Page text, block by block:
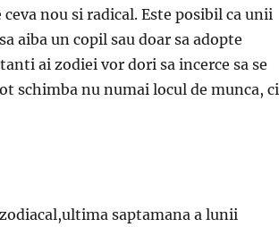
nou si radical. Este posibil ca unii
aiba un copil sau doar sa adopte
ai zodiei vor dori sa incerce sa se
schimba nu numai locul de munca, ci
saptamana a lunii